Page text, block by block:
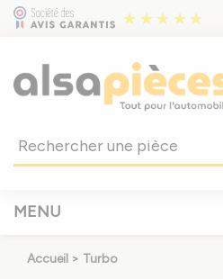
MENU
Accueil > Turbo